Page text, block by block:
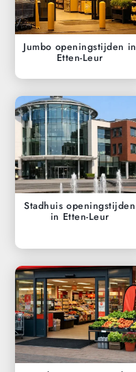
Jumbo openingstijden in
Etten-Leur
Stadhuis openingstijden
in Etten-Leur